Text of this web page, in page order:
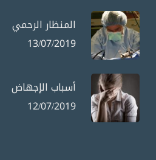
المنظار الرحمي
13/07/2019
أسباب الإجهاض
12/07/2019